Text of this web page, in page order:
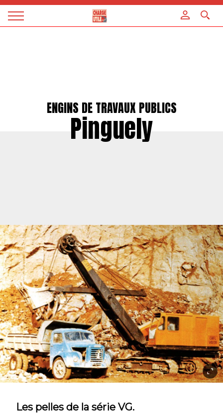
Magazine
ENGINS DE TRAVAUX PUBLICS
Pinguely
Les pelles de la série VG.
Panneau de gestion des cookies